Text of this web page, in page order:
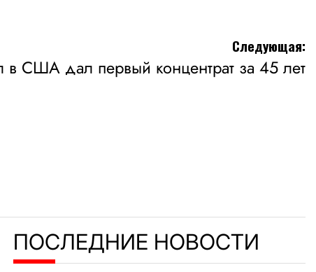
Следующая:
в США дал первый концентрат за 45 лет
ПОСЛЕДНИЕ НОВОСТИ